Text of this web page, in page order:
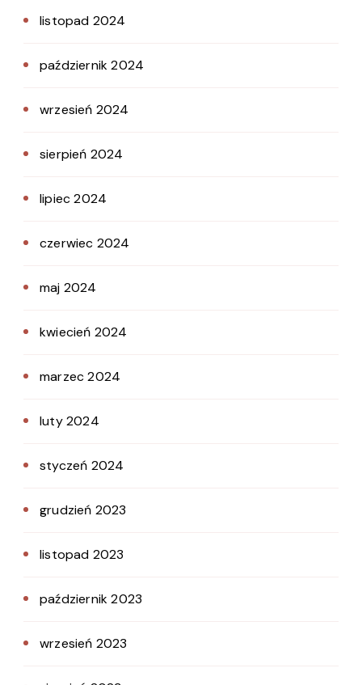
listopad 2024
październik 2024
wrzesień 2024
sierpień 2024
lipiec 2024
czerwiec 2024
maj 2024
kwiecień 2024
marzec 2024
luty 2024
styczeń 2024
grudzień 2023
listopad 2023
październik 2023
wrzesień 2023